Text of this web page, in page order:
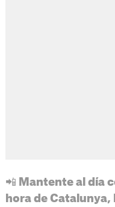
📲 Mantente al día
hora de